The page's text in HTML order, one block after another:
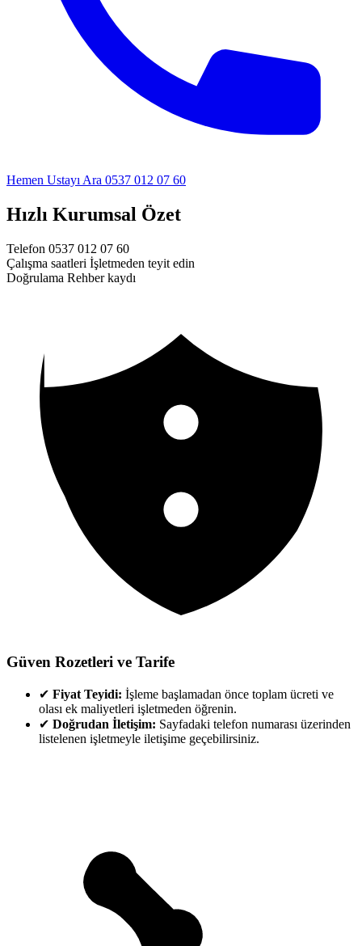
Hemen Ustayı Ara 0537 012 07 60
Hızlı Kurumsal Özet
Telefon 0537 012 07 60
Çalışma saatleri İşletmeden teyit edin
Doğrulama Rehber kaydı
Güven Rozetleri ve Tarife
✔ Fiyat Teyidi: İşleme başlamadan önce toplam ücreti ve
olası ek maliyetleri işletmeden öğrenin.
✔ Doğrudan İletişim: Sayfadaki telefon numarası üzerinden
listelenen işletmeyle iletişime geçebilirsiniz.